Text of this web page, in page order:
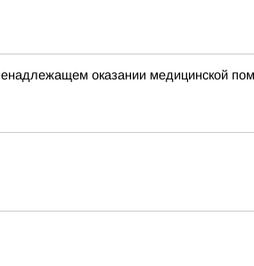
оказании медицинской